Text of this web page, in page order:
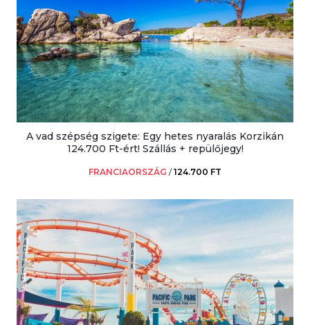
A vad szépség szigete: Egy hetes nyaralás Korzikán
124.700 Ft-ért! Szállás + repülőjegy!
FRANCIAORSZÁG /124.700 FT